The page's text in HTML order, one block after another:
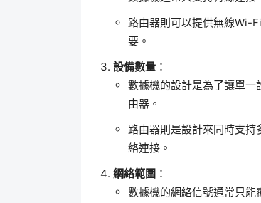
路由器則可以提供無線Wi-
要。
設備數量 ：
數據機的設計是為了讓單
由器。
路由器則是設計來同時支
絡連接。
網絡範圍 ：
數據機的網絡信號通常只能